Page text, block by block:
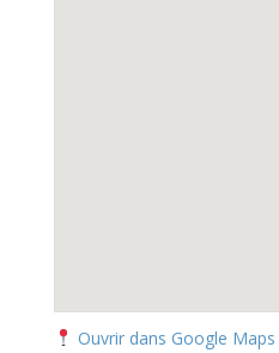
Ouvrir dans Google Maps